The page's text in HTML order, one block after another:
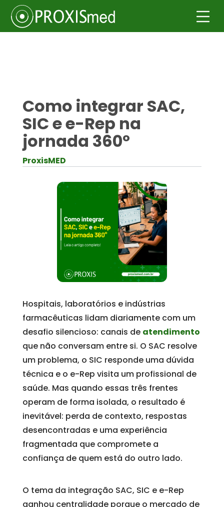
Como integrar SAC,
SIC e e-Rep na
jornada 360º
ProxisMED
Hospitais, laboratórios e indústrias
farmacêuticas lidam diariamente com um
desafio silencioso: canais de atendimento
que não conversam entre si. O SAC resolve
um problema, o SIC responde uma dúvida
técnica e o e-Rep visita um profissional de
saúde. Mas quando essas três frentes
operam de forma isolada, o resultado é
inevitável: perda de contexto, respostas
desencontradas e uma experiência
fragmentada que compromete a
confiança de quem está do outro lado.
O tema da integração SAC, SIC e e-Rep
ganhou centralidade porque o mercado de